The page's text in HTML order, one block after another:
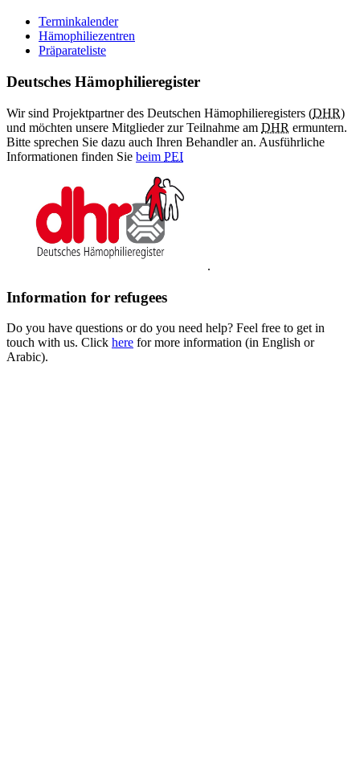
Terminkalender
Hämophiliezentren
Präparateliste
Deutsches Hämophilieregister
Wir sind Projektpartner des Deutschen Hämophilieregisters (DHR)
und möchten unsere Mitglieder zur Teilnahme am DHR ermuntern.
Bitte sprechen Sie dazu auch Ihren Behandler an. Ausführliche
Informationen finden Sie beim PEI
.
Information for refugees
Do you have questions or do you need help? Feel free to get in
touch with us. Click here for more information (in English or
Arabic).